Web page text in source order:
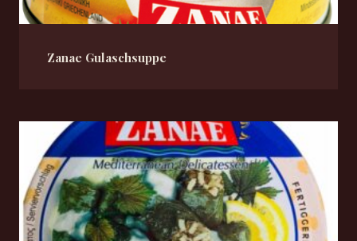
Zanae Gulaschsuppe